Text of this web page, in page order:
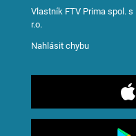
Vlastník FTV Prima spol. s
r.o.
Nahlásit chybu